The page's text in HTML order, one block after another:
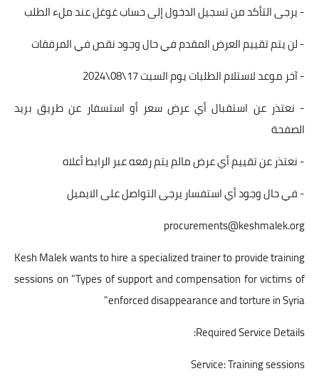
- يرجى التأكد من تسجيل الدخول إلى حساب غوغل عند ملء الطلب
- لن يتم تقييم العرض المقدم في حال وجود نقص في المرفقات
- آخر موعد لاستلام الطلبات يوم السبت 17\08\2024
- نعتذر عن استقبال أي عرض سعر أو استسفار عن طريق بريد
الصفحة
- نعتذر عن تقييم أي عرض مالم يتم رفعه عبر الرابط أعلاه
- في حال وجود أي استفسار يرجى التواصل على الايميل
procurements@keshmalek.org
Kesh Malek wants to hire a specialized trainer to provide training
sessions on "Types of support and compensation for victims of
enforced disappearance and torture in Syria"
Required Service Details:
Service: Training sessions